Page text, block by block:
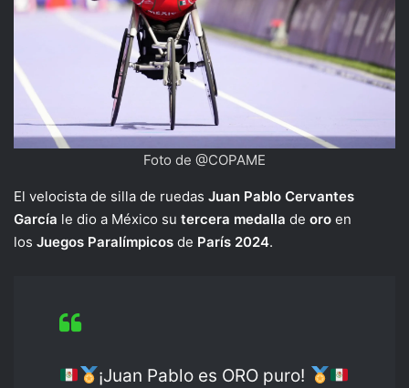
Foto de @COPAME
El velocista de silla de ruedas Juan Pablo Cervantes
García le dio a México su tercera medalla de oro en
los Juegos Paralímpicos de París 2024.
¡Juan Pablo es ORO puro!